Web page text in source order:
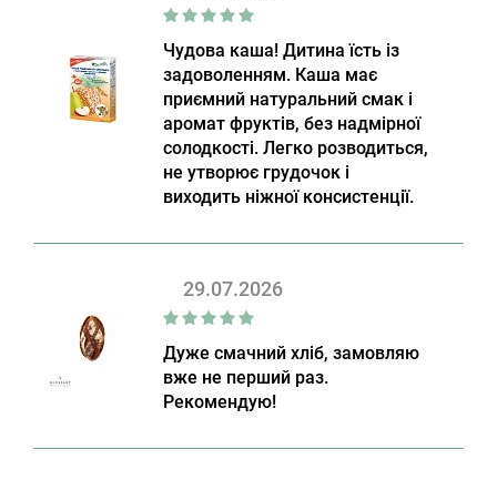
Чудова каша! Дитина їсть із
задоволенням. Каша має
приємний натуральний смак і
аромат фруктів, без надмірної
солодкості. Легко розводиться,
не утворює грудочок і
виходить ніжної консистенції.
29.07.2026
Дуже смачний хліб, замовляю
вже не перший раз.
Рекомендую!